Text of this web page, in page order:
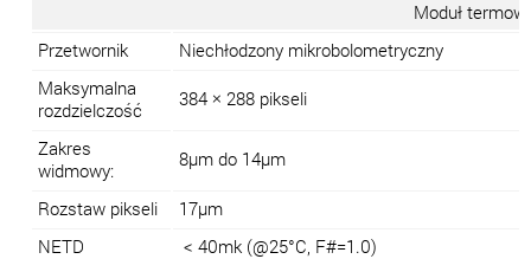
Moduł
Przetwornik
Niechłodzony mikrobolometryczny
Maksymalna
rozdzielczość
384 × 288 pikseli
Zakres
widmowy:
8μm do 14μm
Rozstaw pikseli
17μm
NETD
< 40mk (@25°C, F#=1.0)